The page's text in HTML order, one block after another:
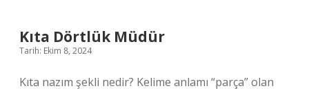
Kıta Dörtlük Müdür
Tarih: Ekim 8, 2024
Kıta nazım şekli nedir? Kelime anlamı “parça” olan